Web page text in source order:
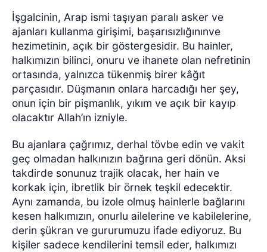
İşgalcinin, Arap ismi taşıyan paralı asker ve
ajanları kullanma girişimi, başarısızlığınınve
hezimetinin, açık bir göstergesidir. Bu hainler,
halkımızın bilinci, onuru ve ihanete olan nefretinin
ortasında, yalnızca tükenmiş birer kâğıt
parçasıdır. Düşmanın onlara harcadığı her şey,
onun için bir pişmanlık, yıkım ve açık bir kayıp
olacaktır Allah’ın izniyle.
Bu ajanlara çağrımız, derhal tövbe edin ve vakit
geç olmadan halkınızın bağrına geri dönün. Aksi
takdirde sonunuz trajik olacak, her hain ve
korkak için, ibretlik bir örnek teşkil edecektir.
Aynı zamanda, bu izole olmuş hainlerle bağlarını
kesen halkımızın, onurlu ailelerine ve kabilelerine,
derin şükran ve gururumuzu ifade ediyoruz. Bu
kişiler sadece kendilerini temsil eder, halkımızı